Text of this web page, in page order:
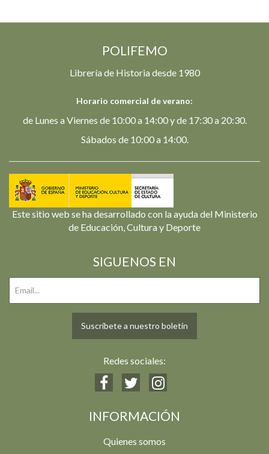
POLIFEMO
Librería de Historia desde 1980
Horario comercial de verano:
de Lunes a Viernes de 10:00 a 14:00 y de 17:30 a 20:30.
Sábados de 10:00 a 14:00.
Este sitio web se ha desarrollado con la ayuda del Ministerio
de Educación, Cultura y Deporte
SIGUENOS EN
Suscríbete a nuestro boletín
Redes sociales:
INFORMACIÓN
Quienes somos